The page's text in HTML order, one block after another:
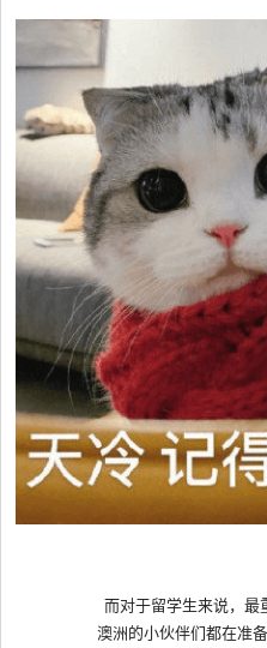
而对于留学生来说，最
澳洲的小伙伴们都在准